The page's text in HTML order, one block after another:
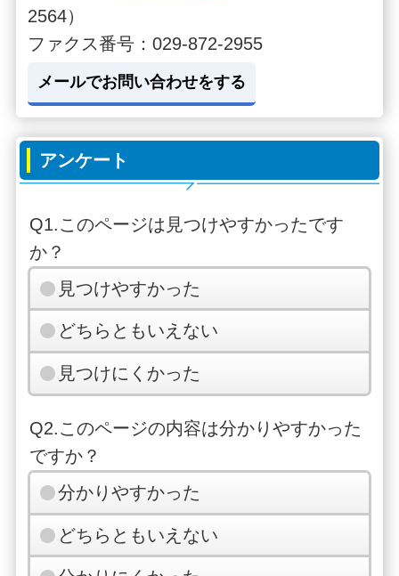
2564）
ファクス番号：029-872-2955
メールでお問い合わせをする
アンケート
Q1.このページは見つけやすかったです
か？
見つけやすかった
どちらともいえない
見つけにくかった
Q2.このページの内容は分かりやすかった
ですか？
分かりやすかった
どちらともいえない